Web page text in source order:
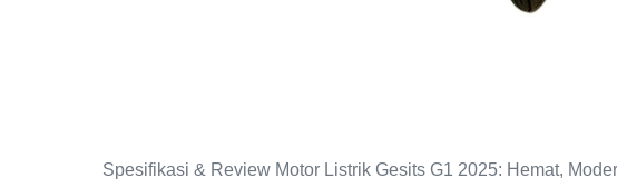
Spesifikasi & Review Motor Listrik Gesits G1 2025: Hemat,